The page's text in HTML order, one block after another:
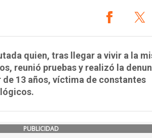
quien, tras llegar a vivir a la
reunió pruebas y realizó la
13 años, víctima de constantes
PUBLICIDAD